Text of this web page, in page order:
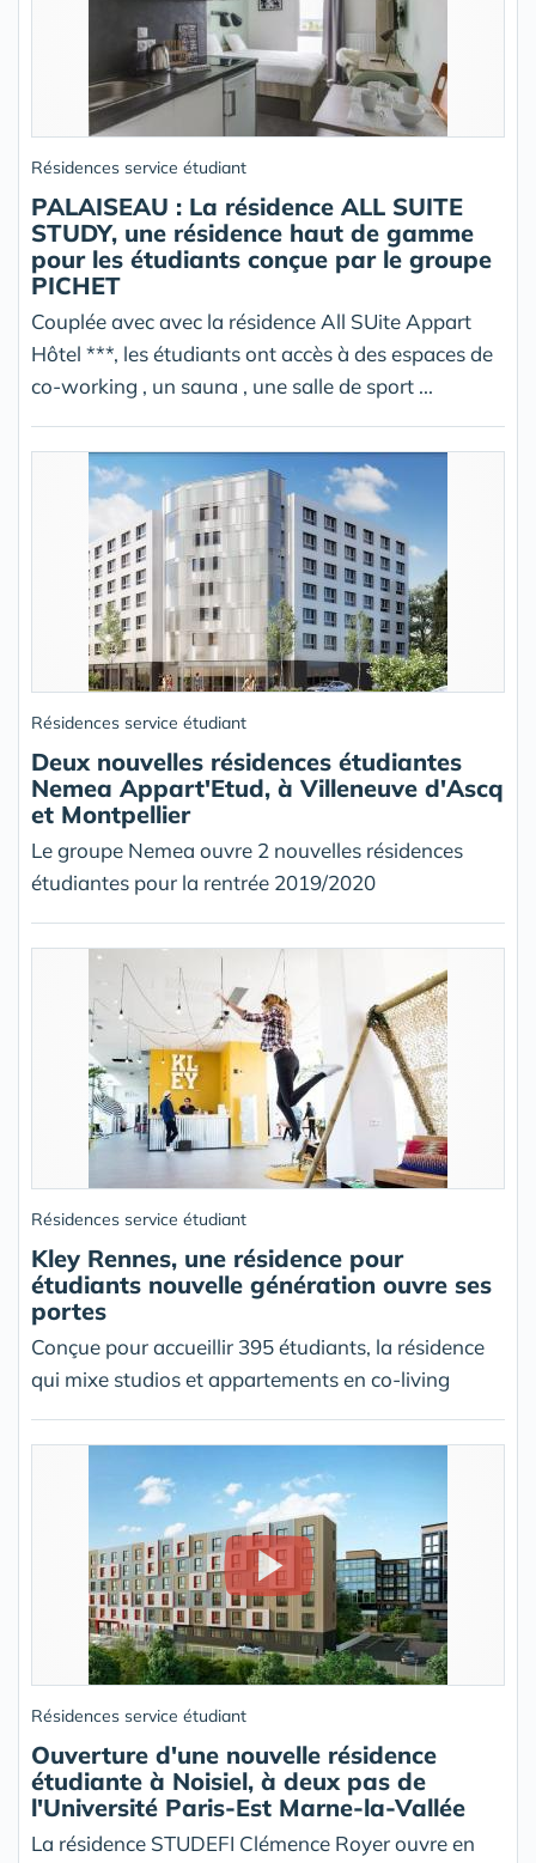
Résidences service étudiant
PALAISEAU : La résidence ALL SUITE
STUDY, une résidence haut de gamme
pour les étudiants conçue par le groupe
PICHET
Couplée avec avec la résidence All SUite Appart
Hôtel ***, les étudiants ont accès à des espaces de
co-working , un sauna , une salle de sport ...
Résidences service étudiant
Deux nouvelles résidences étudiantes
Nemea Appart'Etud, à Villeneuve d'Ascq
et Montpellier
Le groupe Nemea ouvre 2 nouvelles résidences
étudiantes pour la rentrée 2019/2020
Résidences service étudiant
Kley Rennes, une résidence pour
étudiants nouvelle génération ouvre ses
portes
Conçue pour accueillir 395 étudiants, la résidence
qui mixe studios et appartements en co-living
Résidences service étudiant
Ouverture d'une nouvelle résidence
étudiante à Noisiel, à deux pas de
l'Université Paris-Est Marne-la-Vallée
La résidence STUDEFI Clémence Royer ouvre en